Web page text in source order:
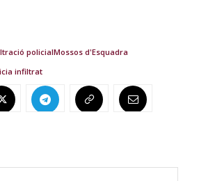
policialMossos d'Esquadra
infiltrat